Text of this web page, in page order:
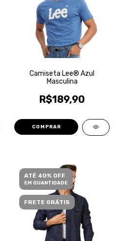
Camiseta Lee® Azul
Masculina
R$189,90
COMPRAR
ATÉ 40% OFF
EM QUANTIDADE
FRETE GRÁTIS